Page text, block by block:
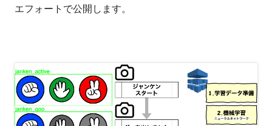
エフォートで公開します。